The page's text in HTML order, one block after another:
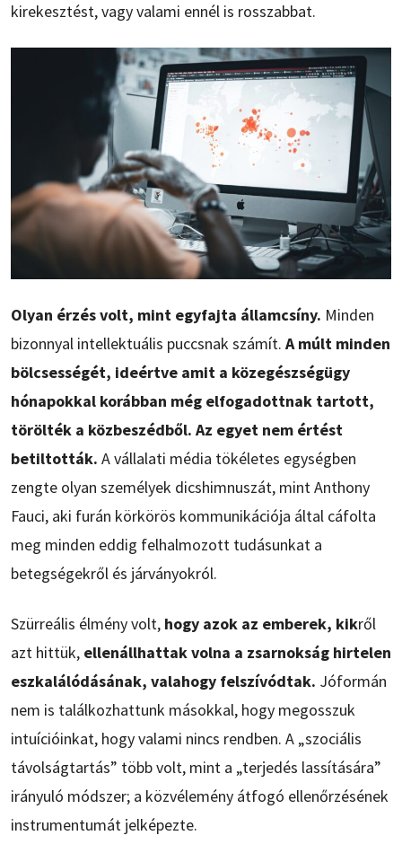
kirekesztést, vagy valami ennél is rosszabbat.
Olyan érzés volt, mint egyfajta államcsíny. Minden
bizonnyal intellektuális puccsnak számít. A múlt minden
bölcsességét, ideértve amit a közegészségügy
hónapokkal korábban még elfogadottnak tartott,
törölték a közbeszédből. Az egyet nem értést
betiltották. A vállalati média tökéletes egységben
zengte olyan személyek dicshimnuszát, mint Anthony
Fauci, aki furán körkörös kommunikációja által cáfolta
meg minden eddig felhalmozott tudásunkat a
betegségekről és járványokról.
Szürreális élmény volt, hogy azok az emberek, kikről
azt hittük, ellenállhattak volna a zsarnokság hirtelen
eszkalálódásának, valahogy felszívódtak. Jóformán
nem is találkozhattunk másokkal, hogy megosszuk
intuícióinkat, hogy valami nincs rendben. A „szociális
távolságtartás” több volt, mint a „terjedés lassítására”
irányuló módszer; a közvélemény átfogó ellenőrzésének
instrumentumát jelképezte.